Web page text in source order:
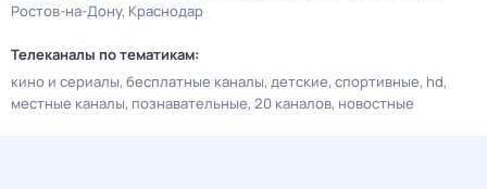
Ростов-на-Дону Краснодар
Телеканалы по тематикам:
кино и сериалы бесплатные каналы детские спортивные hd
местные каналы познавательные 20 каналов новостные